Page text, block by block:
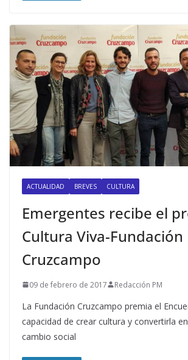
ACTUALIDAD BREVES CULTURA
Emergentes recibe el
Cultura Viva-Fundación
Cruzcampo
09 de febrero de 2017 Redacción PM
La Fundación Cruzcampo premia el
capacidad de crear cultura y convertirla
cambio social